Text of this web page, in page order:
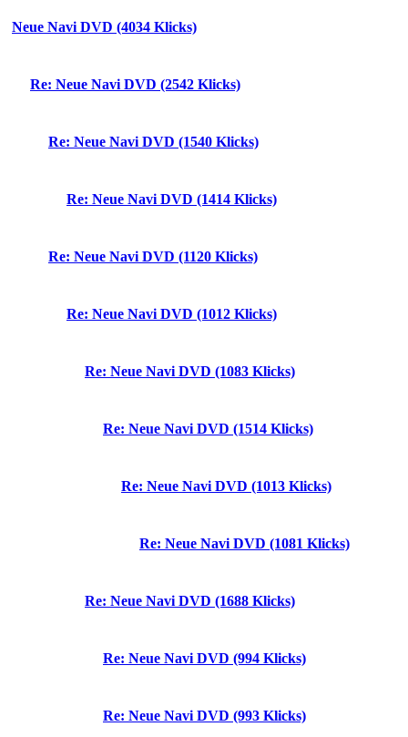
Neue Navi DVD (4034 Klicks)
Re: Neue Navi DVD (2542 Klicks)
Re: Neue Navi DVD (1540 Klicks)
Re: Neue Navi DVD (1414 Klicks)
Re: Neue Navi DVD (1120 Klicks)
Re: Neue Navi DVD (1012 Klicks)
Re: Neue Navi DVD (1083 Klicks)
Re: Neue Navi DVD (1514 Klicks)
Re: Neue Navi DVD (1013 Klicks)
Re: Neue Navi DVD (1081 Klicks)
Re: Neue Navi DVD (1688 Klicks)
Re: Neue Navi DVD (994 Klicks)
Re: Neue Navi DVD (993 Klicks)